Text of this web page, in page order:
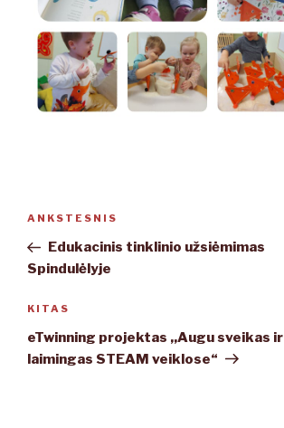
Navigacija
įrašų
Ankstesnis
įrašas
ANKSTESNIS
Edukacinis tinklinio užsiėmimas
Spindulėlyje
Kitas
įrašas
KITAS
eTwinning projektas ,,Augu sveikas ir
laimingas STEAM veiklose“